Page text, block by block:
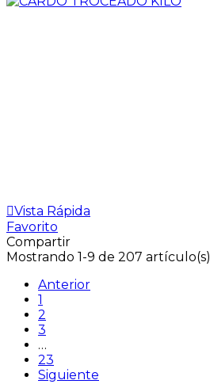
Vista Rápida
Favorito
Compartir
Mostrando 1-9 de 207 artículo(s)
Anterior
1
2
3
…
23
Siguiente